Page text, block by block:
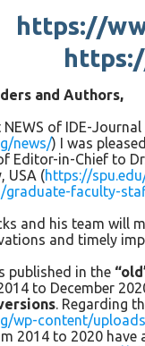
All in all, we can
German Sinti and
(compared to an
based social
unites us all is
is a political
the Sinti and Roma
success in
Frese, 2011): for
counselling and
Sinti und
Mentoring,
https://
and Authors,
of IDE-
news/) I was
Editor-in-Chief to
USA (https://
graduate-faculty-
and his team will
and timely
published in the
to December
. Regarding
wp-content/
2014 to 2020 have